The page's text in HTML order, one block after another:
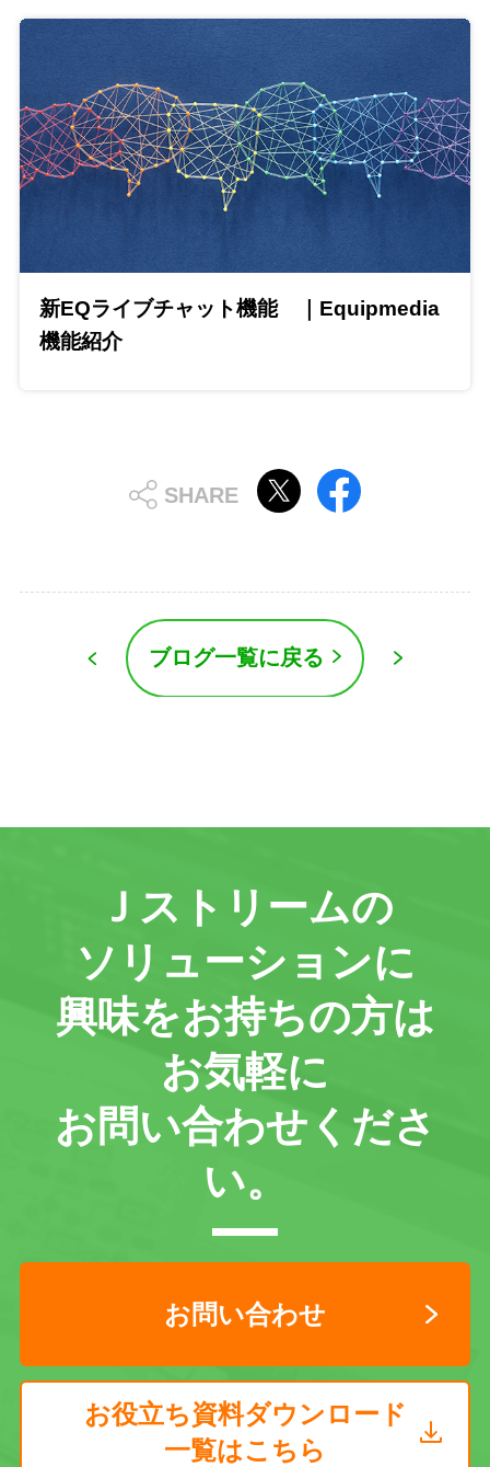
新EQライブチャット機能 ｜Equipmedia
機能紹介
ブログ一覧に戻る
Ｊストリームの
ソリューションに
興味をお持ちの方は
お気軽に
お問い合わせくださ
い。
お問い合わせ
お役立ち資料ダウンロード
一覧はこちら